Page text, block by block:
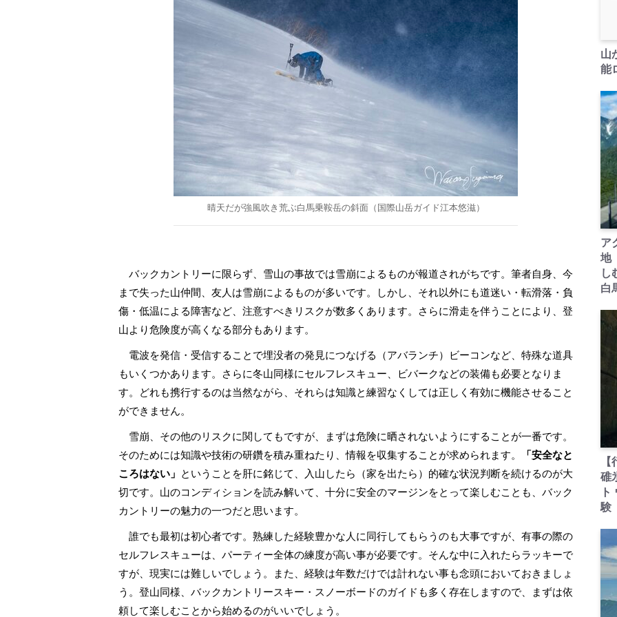
晴天だが強風吹き荒ぶ白馬乗鞍岳の斜面（国際山岳ガイド江本悠滋）
バックカントリーに限らず、雪山の事故では雪崩によるものが報道されがちです。筆者自身、今
まで失った山仲間、友人は雪崩によるものが多いです。しかし、それ以外にも道迷い・転滑落・負
傷・低温による障害など、注意すべきリスクが数多くあります。さらに滑走を伴うことにより、登
山より危険度が高くなる部分もあります。
電波を発信・受信することで埋没者の発見につなげる（アバランチ）ビーコンなど、特殊な道具
もいくつかあります。さらに冬山同様にセルフレスキュー、ビバークなどの装備も必要となりま
す。どれも携行するのは当然ながら、それらは知識と練習なくしては正しく有効に機能させること
ができません。
雪崩、その他のリスクに関してもですが、まずは危険に晒されないようにすることが一番です。
そのためには知識や技術の研鑽を積み重ねたり、情報を収集することが求められます。
「安全なと
ころはない」 ということを肝に銘じて、入山したら（家を出たら）的確な状況判断を続けるのが大
切です。山のコンディションを読み解いて、十分に安全のマージンをとって楽しむことも、バック
カントリーの魅力の一つだと思います。
誰でも最初は初心者です。熟練した経験豊かな人に同行してもらうのも大事ですが、有事の際の
セルフレスキューは、パーティー全体の練度が高い事が必要です。そんな中に入れたらラッキーで
すが、現実には難しいでしょう。また、経験は年数だけでは計れない事も念頭においておきましょ
う。登山同様、バックカントリースキー・スノーボードのガイドも多く存在しますので、まずは依
頼して楽しむことから始めるのがいいでしょう。
山
能
ア
地
し
白
碓
験